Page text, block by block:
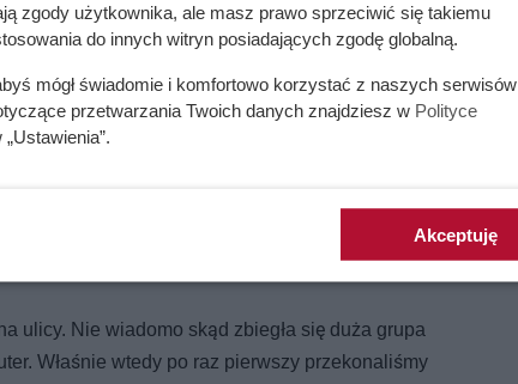
ulicy. Nie wiadomo skąd zbiegła się duża grupa
Właśnie wtedy po raz pierwszy przekonaliśmy
zgody użytkownika, ale masz prawo sprzeciwić się takiemu
do innych witryn posiadających zgodę globalną.
mógł świadomie i komfortowo korzystać z naszych serwisów
przetwarzania Twoich danych znajdziesz w Polityce
Akceptuję